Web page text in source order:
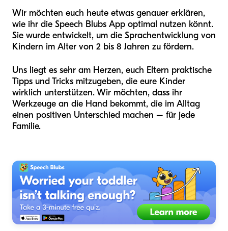
Wir möchten euch heute etwas genauer erklären,
wie ihr die Speech Blubs App optimal nutzen könnt.
Sie wurde entwickelt, um die Sprachentwicklung von
Kindern im Alter von 2 bis 8 Jahren zu fördern.
Uns liegt es sehr am Herzen, euch Eltern praktische
Tipps und Tricks mitzugeben, die eure Kinder
wirklich unterstützen. Wir möchten, dass ihr
Werkzeuge an die Hand bekommt, die im Alltag
einen positiven Unterschied machen – für jede
Familie.